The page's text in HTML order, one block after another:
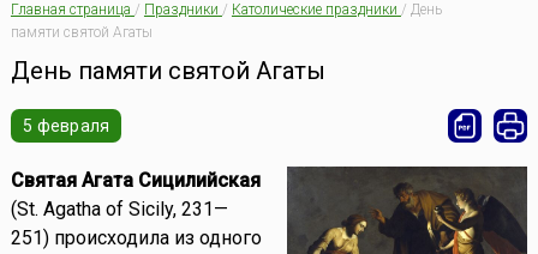
Главная страница / Праздники / Католические праздники / День
памяти святой Агаты
День памяти святой Агаты
5 февраля
Святая Агата Сицилийская
(St. Agatha of Sicily, 231—
251) происходила из одного